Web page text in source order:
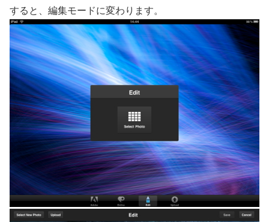
すると、編集モードに変わります。